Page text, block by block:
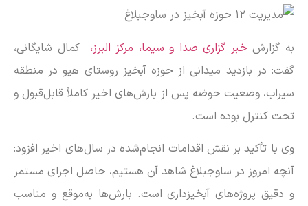
به گزارش خبر گزاری صدا و سیما، مرکز البرز،
کمال شایگانی،
گفت: در بازدید میدانی از حوزه آبخیز روستای هیو در منطقه
سیراب، وضعیت حوضه پس از بارش‌های اخیر کاملاً قابل‌قبول و
تحت کنترل بوده است.
وی با تأکید بر نقش اقدامات انجام‌شده در سال‌های اخیر افزود:
آنچه امروز در ساوجبلاغ شاهد آن هستیم، حاصل اجرای مستمر
و دقیق پروژه‌های آبخیزداری است. بارش‌ها به‌موقع و مناسب